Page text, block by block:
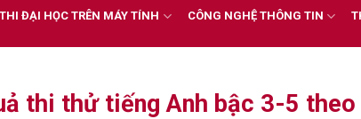
ĐẠI HỌC TRÊN MÁY TÍNH CÔNG NGHỆ THÔNG TIN
thi thử tiếng Anh bậc 3-5 theo